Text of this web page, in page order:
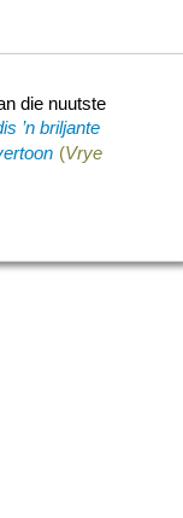
die nuutste
’n briljante
(Vrye